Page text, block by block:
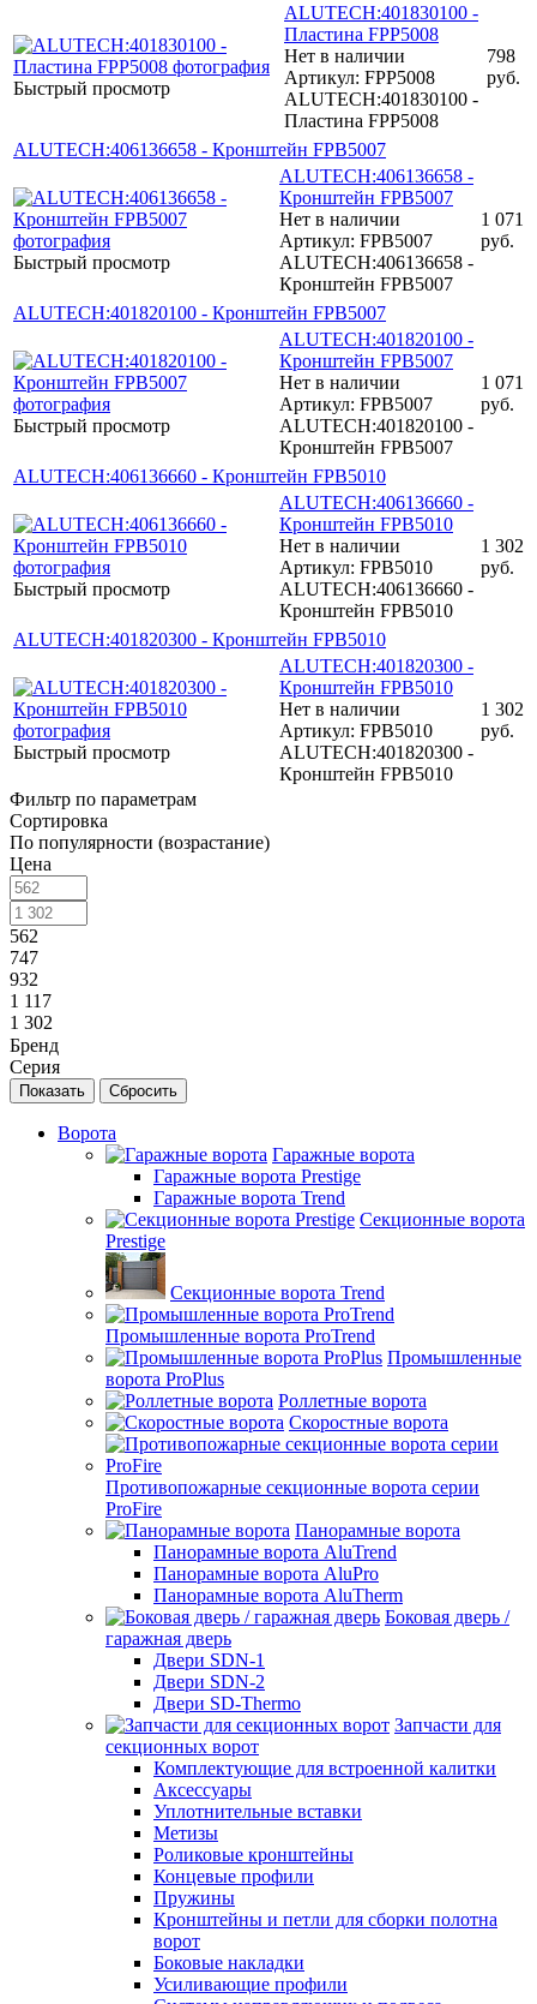
Быстрый просмотр
ALUTECH:401830100 -
Пластина FPP5008
Нет в наличии
Артикул: FPP5008
ALUTECH:401830100 -
Пластина FPP5008
798
руб.
ALUTECH:406136658 - Кронштейн FPB5007
Быстрый просмотр
ALUTECH:406136658 -
Кронштейн FPB5007
Нет в наличии
Артикул: FPB5007
ALUTECH:406136658 -
Кронштейн FPB5007
1 071
руб.
ALUTECH:401820100 - Кронштейн FPB5007
Быстрый просмотр
ALUTECH:401820100 -
Кронштейн FPB5007
Нет в наличии
Артикул: FPB5007
ALUTECH:401820100 -
Кронштейн FPB5007
1 071
руб.
ALUTECH:406136660 - Кронштейн FPB5010
Быстрый просмотр
ALUTECH:406136660 -
Кронштейн FPB5010
Нет в наличии
Артикул: FPB5010
ALUTECH:406136660 -
Кронштейн FPB5010
1 302
руб.
ALUTECH:401820300 - Кронштейн FPB5010
Быстрый просмотр
ALUTECH:401820300 -
Кронштейн FPB5010
Нет в наличии
Артикул: FPB5010
ALUTECH:401820300 -
Кронштейн FPB5010
1 302
руб.
Фильтр по параметрам
Сортировка
По популярности (возрастание)
Цена
562
747
932
1 117
1 302
Бренд
Серия
Сбросить
Ворота
Гаражные ворота
Гаражные ворота Prestige
Гаражные ворота Trend
Секционные ворота
Prestige
Секционные ворота Trend
Промышленные ворота ProTrend
Промышленные
ворота ProPlus
Роллетные ворота
Скоростные ворота
Противопожарные секционные ворота серии
ProFire
Панорамные ворота
Панорамные ворота AluTrend
Панорамные ворота AluPro
Панорамные ворота AluTherm
Боковая дверь /
гаражная дверь
Двери SDN-1
Двери SDN-2
Двери SD-Thermo
Запчасти для
секционных ворот
Комплектующие для встроенной калитки
Аксессуары
Уплотнительные вставки
Метизы
Роликовые кронштейны
Концевые профили
Пружины
Кронштейны и петли для сборки полотна
ворот
Боковые накладки
Усиливающие профили